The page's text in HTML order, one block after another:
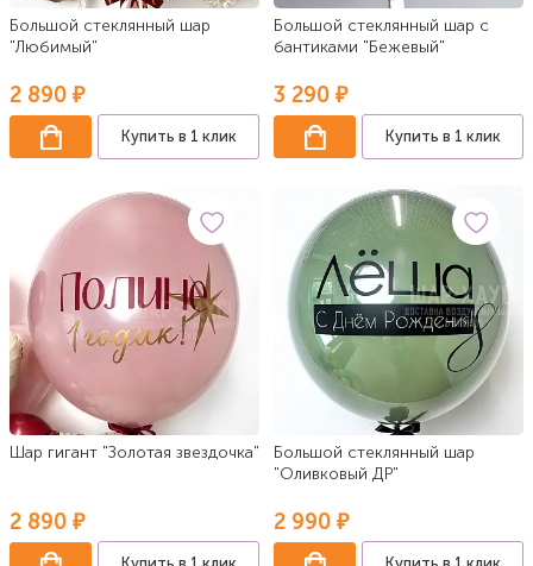
Большой стеклянный шар
"Любимый"
2 890 ₽
Купить в 1 клик
Большой стеклянный шар с
бантиками "Бежевый"
3 290 ₽
Купить в 1 клик
Шар гигант "Золотая звездочка"
2 890 ₽
Большой стеклянный шар
"Оливковый ДР"
2 990 ₽